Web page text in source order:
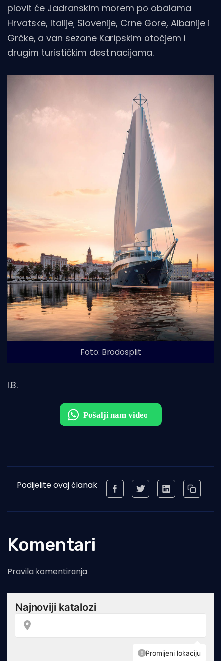
plovit će Jadranskim morem po obalama
Hrvatske, Italije, Slovenije, Crne Gore, Albanije i
Grčke, a van sezone Karipskim otočjem i
drugim turističkim destinacijama.
Foto: Brodosplit
I.B.
Podijelite ovaj članak
Komentari
Pravila komentiranja